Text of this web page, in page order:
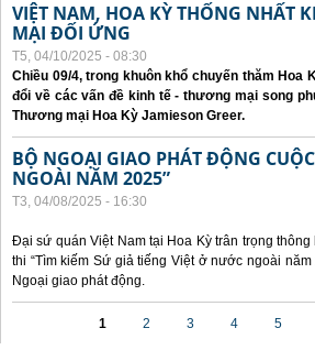
VIỆT NAM, HOA KỲ THỐNG NHẤT
MẠI ĐỐI ỨNG
T5, 04/10/2025 - 08:30
Chiều 09/4, trong khuôn khổ chuyến thăm
đổi về các vấn đề kinh tế - thương mại song
Thương mại Hoa Kỳ Jamieson Greer.
BỘ NGOẠI GIAO PHÁT ĐỘNG
NGOÀI NĂM 2025”
T3, 04/08/2025 - 16:30
Đại sứ quán Việt Nam tại Hoa Kỳ trân trọng
thi “Tìm kiếm Sứ giả tiếng Việt ở nước ngoài
Ngoại giao phát động.
1 2 3 4 5